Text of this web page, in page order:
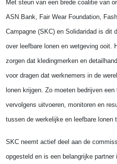
Met steun van een brede coalitie van
ASN Bank, Fair Wear Foundation,
Campagne (SKC) en Solidaridad is dit
over leefbare lonen en wetgeving ooit.
zorgen dat kledingmerken en
voor dragen dat werknemers in de
lonen krijgen. Zo moeten bedrijven
vervolgens uitvoeren, monitoren en
tussen de werkelijke en leefbare lonen
SKC neemt actief deel aan de
opgesteld en is een belangrijke partner